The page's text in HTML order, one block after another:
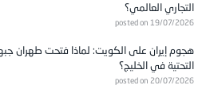
التجاري العالمي؟
posted on 19/07/2026
هجوم إيران على الكويت: لماذا فتحت طهران جبهة
التحتية في الخليج؟
posted on 20/07/2026